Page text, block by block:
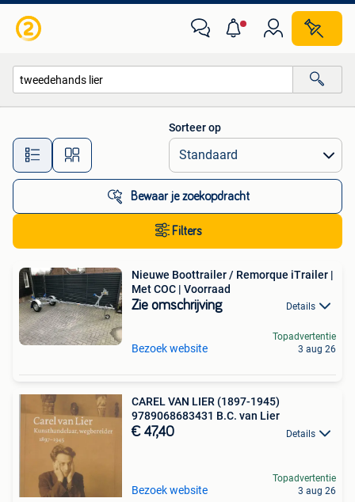
Alle afstanden…
Sorteer op
Bewaar je zoekopdracht
Filters
Nieuwe Boottrailer / Remorque iTrailer |
Met COC | Voorraad
Zie omschrijving Details
Bezoek website
Topadvertentie
3 aug 26
CAREL VAN LIER (1897-1945)
9789068683431 B.C. van Lier
€ 47,40 Details
Bezoek website
Topadvertentie
3 aug 26